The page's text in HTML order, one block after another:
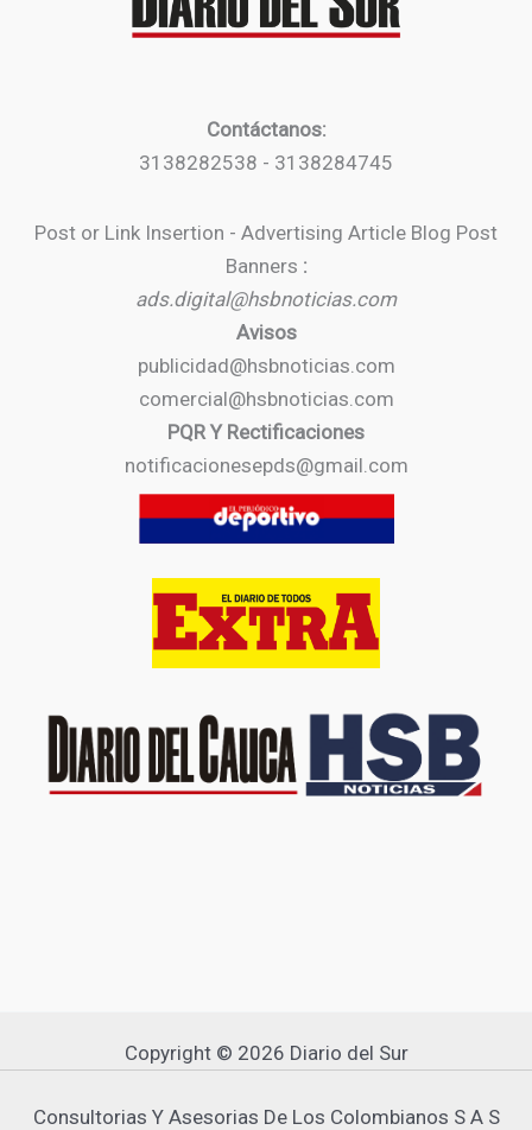
Contáctanos:
3138282538 - 3138284745
Post or Link Insertion - Advertising Article Blog Post
Banners :
ads.digital@hsbnoticias.com
Avisos
publicidad@hsbnoticias.com
comercial@hsbnoticias.com
PQR Y Rectificaciones
notificacionesepds@gmail.com
Copyright © 2026 Diario del Sur
Consultorias Y Asesorias De Los Colombianos S A S